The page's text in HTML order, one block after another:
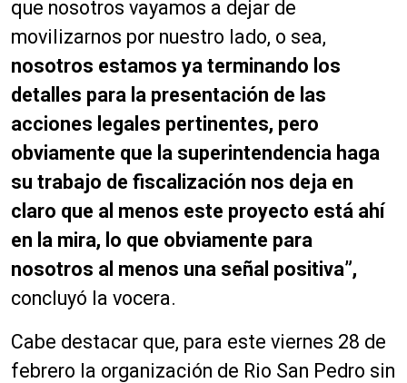
que nosotros vayamos a dejar de
movilizarnos por nuestro lado, o sea,
nosotros estamos ya terminando los
detalles para la presentación de las
acciones legales pertinentes, pero
obviamente que la superintendencia haga
su trabajo de fiscalización nos deja en
claro que al menos este proyecto está ahí
en la mira, lo que obviamente para
nosotros al menos una señal positiva”,
concluyó la vocera.
Cabe destacar que, para este viernes 28 de
febrero la organización de Rio San Pedro sin